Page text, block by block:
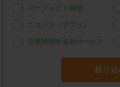
パーフェクト補償
ニコパス（アプリ）
営業時間外返却サービス
絞り込